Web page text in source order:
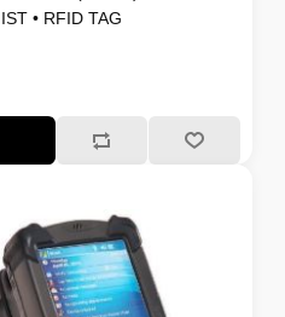
• RFID TAG